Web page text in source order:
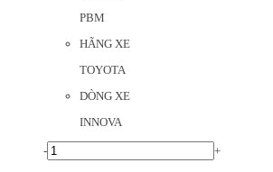
PBM
HÃNG XE
TOYOTA
DÒNG XE
INNOVA
- +